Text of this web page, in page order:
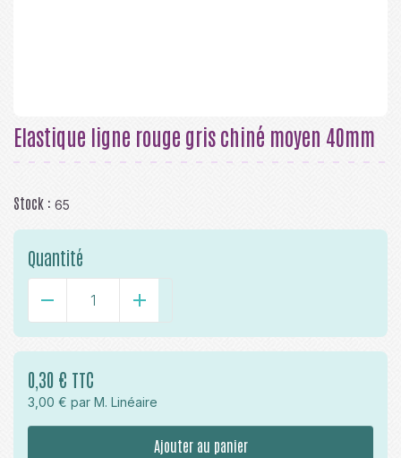
Elastique ligne rouge gris chiné moyen 40mm
Stock : 65
Quantité
- +
0,30 € TTC
3,00 € par M. Linéaire
Ajouter au panier